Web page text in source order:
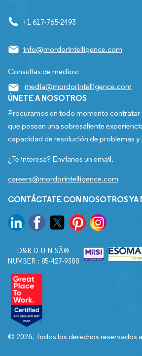
+1 617-765-2493
info@mordorintelligence.com
Consultas de medios:
media@mordorintelligence.com
ÚNETE A NOSOTROS
Procuramos en todo momento contratar
que posean una sobresaliente
capacidad de resolución de problemas
¿Te interesa? Envíanos un email.
careers@mordorintelligence.com
CONTÁCTATE CON NOSOTROS YA
D&B D-U-N-SÂ®
NUMBER : 85-427-9388
© 2026. Todos los derechos reservados